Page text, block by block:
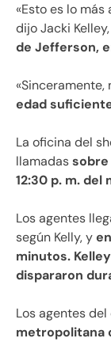
«Esto es lo
dijo Jacki Kelley,
de Jefferson,
«Sinceramente,
edad
La oficina del
llamadas
12:30 p. m. del
Los agentes
según Kelly, y
minutos.
dispararon
Los agentes
metropolitana